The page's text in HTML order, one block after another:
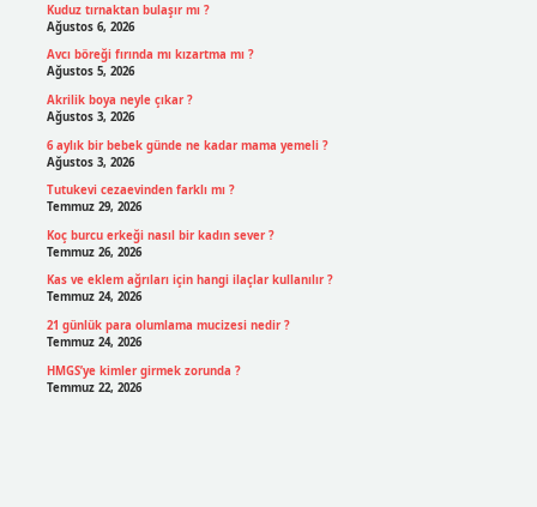
Kuduz tırnaktan bulaşır mı ?
Ağustos 6, 2026
Avcı böreği fırında mı kızartma mı ?
Ağustos 5, 2026
Akrilik boya neyle çıkar ?
Ağustos 3, 2026
6 aylık bir bebek günde ne kadar mama yemeli ?
Ağustos 3, 2026
Tutukevi cezaevinden farklı mı ?
Temmuz 29, 2026
Koç burcu erkeği nasıl bir kadın sever ?
Temmuz 26, 2026
Kas ve eklem ağrıları için hangi ilaçlar kullanılır ?
Temmuz 24, 2026
21 günlük para olumlama mucizesi nedir ?
Temmuz 24, 2026
HMGS’ye kimler girmek zorunda ?
Temmuz 22, 2026